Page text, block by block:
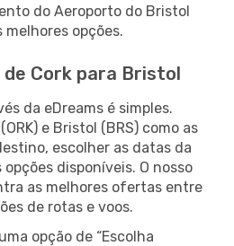
do Aeroporto do Bristol
melhores opções.
de Cork para Bristol
da eDreams é simples.
e Bristol (BRS) como as
escolher as datas da
disponíveis. O nosso
as melhores ofertas entre
de rotas e voos.
opção de “Escolha